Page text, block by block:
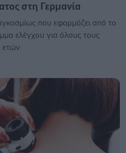
στη Γερμανία
που εφαρμόζει από το
ελέγχου για όλους τους
ετών.